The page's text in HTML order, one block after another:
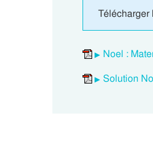
Télécharger
Noel :
Solution